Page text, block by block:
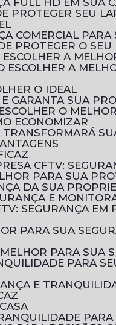
FULL HD EM SUA
COMERCIAL PARA
PROTEGER O SEU
ESCOLHER A
O IDEAL
E GARANTA SUA
O
ECONOMIZAR
CFTV:
PARA SUA
DA SUA
E
SEGURANÇA EM
PARA SUA
PARA SUA
PARA
E
PARA